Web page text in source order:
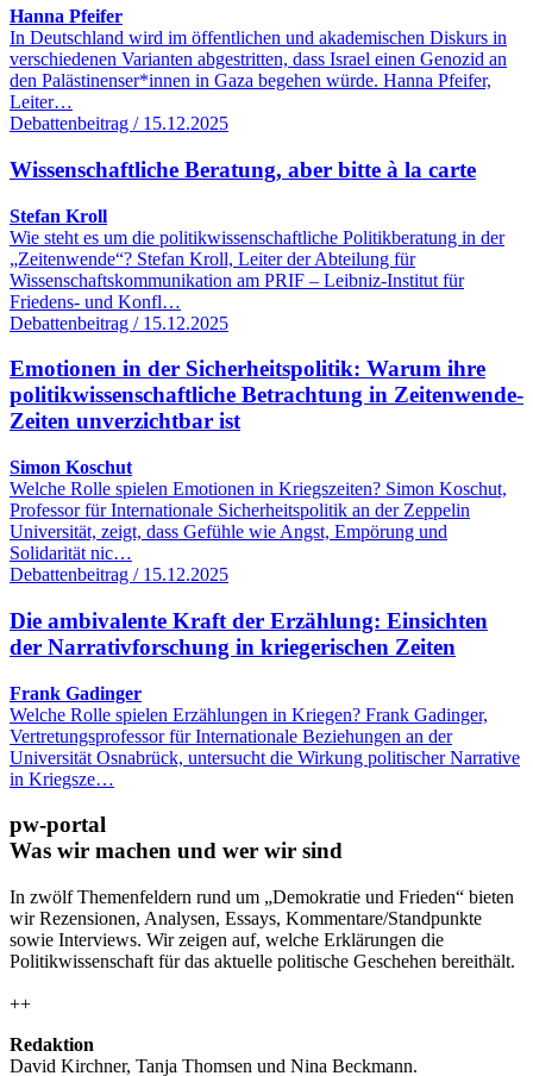
Hanna Pfeifer
In Deutschland wird im öffentlichen und akademischen Diskurs in
verschiedenen Varianten abgestritten, dass Israel einen Genozid an
den Palästinenser*innen in Gaza begehen würde. Hanna Pfeifer,
Leiter…
Debattenbeitrag / 15.12.2025
Wissenschaftliche Beratung, aber bitte à la carte
Stefan Kroll
Wie steht es um die politikwissenschaftliche Politikberatung in der
„Zeitenwende“? Stefan Kroll, Leiter der Abteilung für
Wissenschaftskommunikation am PRIF – Leibniz-Institut für
Friedens- und Konfl…
Debattenbeitrag / 15.12.2025
Emotionen in der Sicherheitspolitik: Warum ihre
politikwissenschaftliche Betrachtung in Zeitenwende-
Zeiten unverzichtbar ist
Simon Koschut
Welche Rolle spielen Emotionen in Kriegszeiten? Simon Koschut,
Professor für Internationale Sicherheitspolitik an der Zeppelin
Universität, zeigt, dass Gefühle wie Angst, Empörung und
Solidarität nic…
Debattenbeitrag / 15.12.2025
Die ambivalente Kraft der Erzählung: Einsichten
der Narrativforschung in kriegerischen Zeiten
Frank Gadinger
Welche Rolle spielen Erzählungen in Kriegen? Frank Gadinger,
Vertretungsprofessor für Internationale Beziehungen an der
Universität Osnabrück, untersucht die Wirkung politischer Narrative
in Kriegsze…
pw-portal
Was wir machen und wer wir sind
In zwölf Themenfeldern rund um „Demokratie und Frieden“ bieten
wir Rezensionen, Analysen, Essays, Kommentare/Standpunkte
sowie Interviews. Wir zeigen auf, welche Erklärungen die
Politikwissenschaft für das aktuelle politische Geschehen bereithält.
++
Redaktion
David Kirchner, Tanja Thomsen und Nina Beckmann.